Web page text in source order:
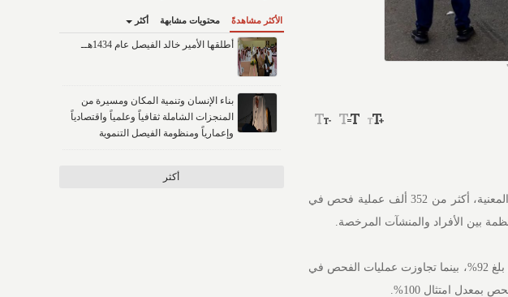
نفذت الفرق الرقابية التابعة للهيئة العامة للنقل، بالتعاون مع عدد من الجهات المعنية، أكثر من 352 ألف عملية فحص في
وأوضحت الهيئة أن قطاع النقل البري شهد 340,947 عملية فحص بمعدل امتثال بلغ 92%، بينما تجاوزت عمليات الفحص في
الأكثر مشاهدةً محتويات مشابهة أكثر
أطلقها الأمير خالد الفيصل عام 1434هــ
بناء الإنسان وتنمية المكان ومسيرة من
المنجزات الشاملة ثقافياً وعلمياً واقتصادياً
وإعمارياً ومنظومة الفيصل التنموية
أكثر